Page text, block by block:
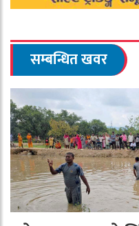
सम्बन्धित खवर